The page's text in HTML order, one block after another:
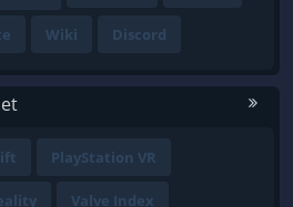
Wiki Discord
PlayStation VR
Valve Index